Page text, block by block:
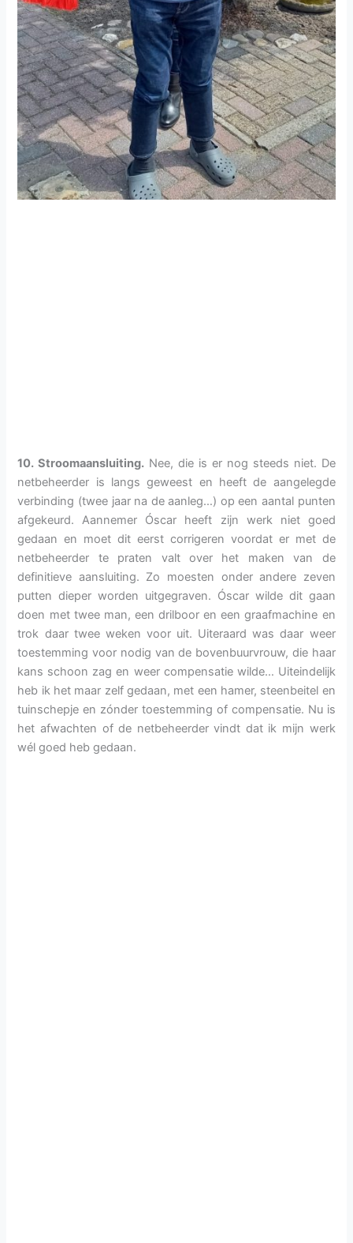
10. Stroomaansluiting. Nee, die is er nog steeds niet. De
netbeheerder is langs geweest en heeft de aangelegde
verbinding (twee jaar na de aanleg…) op een aantal punten
afgekeurd. Aannemer Óscar heeft zijn werk niet goed
gedaan en moet dit eerst corrigeren voordat er met de
netbeheerder te praten valt over het maken van de
definitieve aansluiting. Zo moesten onder andere zeven
putten dieper worden uitgegraven. Óscar wilde dit gaan
doen met twee man, een drilboor en een graafmachine en
trok daar twee weken voor uit. Uiteraard was daar weer
toestemming voor nodig van de bovenbuurvrouw, die haar
kans schoon zag en weer compensatie wilde… Uiteindelijk
heb ik het maar zelf gedaan, met een hamer, steenbeitel en
tuinschepje en zónder toestemming of compensatie. Nu is
het afwachten of de netbeheerder vindt dat ik mijn werk
wél goed heb gedaan.